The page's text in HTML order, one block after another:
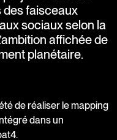
des faisceaux
sociaux selon la
affichée de
planétaire.
de réaliser le mapping
dans un